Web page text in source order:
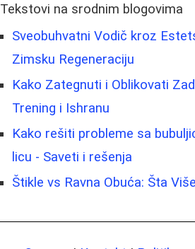
Tekstovi na srodnim blogovima
Sveobuhvatni Vodič kroz
Zimsku Regeneraciju
Kako Zategnuti i Oblikovati
Trening i Ishranu
Kako rešiti probleme sa
licu - Saveti i rešenja
Štikle vs Ravna Obuća: Šta